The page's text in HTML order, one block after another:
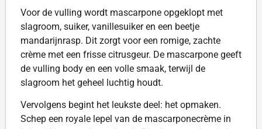
Voor de vulling wordt mascarpone opgeklopt met
slagroom, suiker, vanillesuiker en een beetje
mandarijnrasp. Dit zorgt voor een romige, zachte
crème met een frisse citrusgeur. De mascarpone geeft
de vulling body en een volle smaak, terwijl de
slagroom het geheel luchtig houdt.
Vervolgens begint het leukste deel: het opmaken.
Schep een royale lepel van de mascarponecrème in